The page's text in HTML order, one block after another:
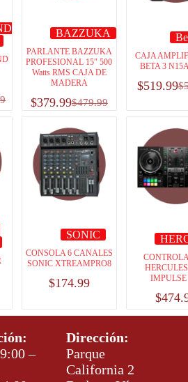
BAZZUKA
PARLANTE BAZZUKA
PROFESIONAL 15″ 500
Watts RMS CAJA DE
MADERA
$479.99
$379.99
CAJA
BETA 3
$
$519.99
SONIC
CONSOLA 6 CANALES
SONIC XTREAMPRO8
$174.99
IMPULSE
$
–
Dirección:
Parque
California 2